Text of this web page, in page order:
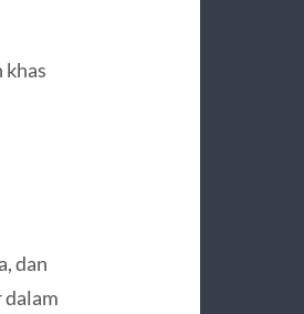
khas
dan
dalam